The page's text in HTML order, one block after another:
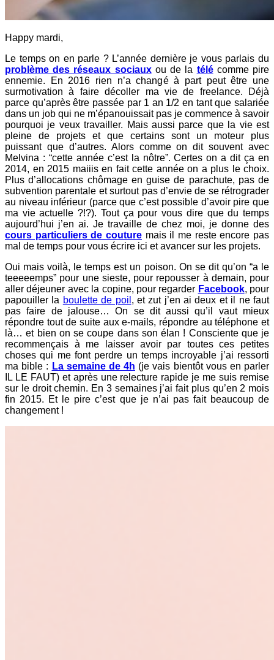
Happy mardi,
Le temps on en parle ? L’année dernière je vous parlais du
problème des réseaux sociauxou de la télécomme pire
ennemie. En 2016 rien n’a changé à part peut être une
surmotivation à faire décoller ma vie de freelance. Déjà
parce qu’après être passée par 1 an 1/2 en tant que salariée
dans un job qui ne m’épanouissait pas je commence à savoir
pourquoi je veux travailler. Mais aussi parce que la vie est
pleine de projets et que certains sont un moteur plus
puissant que d’autres. Alors comme on dit souvent avec
Melvina : “cette année c’est la nôtre”. Certes on a dit ça en
2014, en 2015 maiiis en fait cette année on a plus le choix.
Plus d’allocations chômage en guise de parachute, pas de
subvention parentale et surtout pas d’envie de se rétrograder
au niveau inférieur (parce que c’est possible d’avoir pire que
ma vie actuelle ?!?). Tout ça pour vous dire que du temps
aujourd’hui j’en ai. Je travaille de chez moi, je donne des
cours particuliers de couture mais il me reste encore pas
mal de temps pour vous écrire ici et avancer sur les projets.
Oui mais voilà, le temps est un poison. On se dit qu’on “a le
teeeeemps” pour une sieste, pour repousser à demain, pour
aller déjeuner avec la copine, pour regarder Facebook, pour
papouiller la boulette de poil , et zut j’en ai deux et il ne faut
pas faire de jalouse… On se dit aussi qu’il vaut mieux
répondre tout de suite aux e-mails, répondre au téléphone et
là… et bien on se coupe dans son élan ! Consciente que je
recommençais à me laisser avoir par toutes ces petites
choses qui me font perdre un temps incroyable j’ai ressorti
ma bible : La semaine de 4h (je vais bientôt vous en parler
IL LE FAUT) et après une relecture rapide je me suis remise
sur le droit chemin. En 3 semaines j’ai fait plus qu’en 2 mois
fin 2015. Et le pire c’est que je n’ai pas fait beaucoup de
changement !